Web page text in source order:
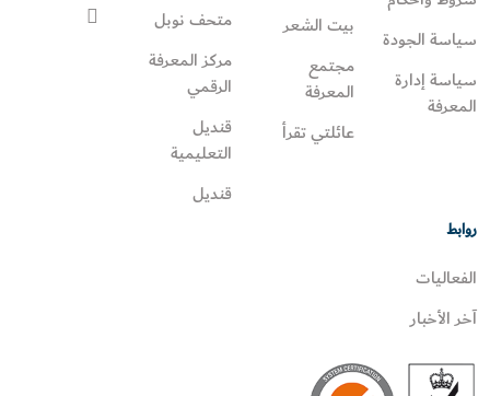
سياسة الجودة
سياسة إدارة
المعرفة
بيت الشعر
مجتمع
المعرفة
عائلتي تقرأ‎
متحف نوبل
مركز المعرفة
الرقمي
قنديل
التعليمية
قنديل
روابط
الفعاليات
آخر الأخبار